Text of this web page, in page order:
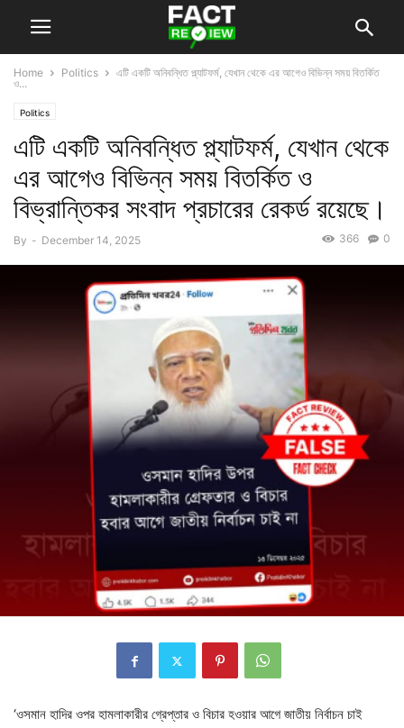
Home Politics
এটি একটি অনিবন্ধিত প্ল্যাটফর্ম, যেখান থেকে এর আগেও বিভিন্ন সময় বিতর্কিত
ও...
Politics
এটি একটি অনিবন্ধিত প্ল্যাটফর্ম, যেখান থেকে
এর আগেও বিভিন্ন সময় বিতর্কিত ও
বিভ্রান্তিকর সংবাদ প্রচারের রেকর্ড রয়েছে।
By - December 14, 2025 0
366
‘ওসমান হাদির ওপর হামলাকারীর গ্রেপ্তার ও বিচার হওয়ার আগে জাতীয় নির্বাচন চাই